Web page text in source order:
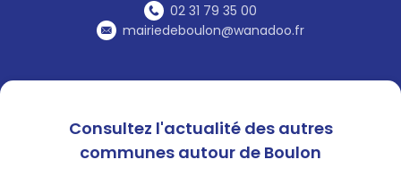
02 31 79 35 00
mairiedeboulon@wanadoo.fr
Consultez l'actualité des autres
communes autour de Boulon